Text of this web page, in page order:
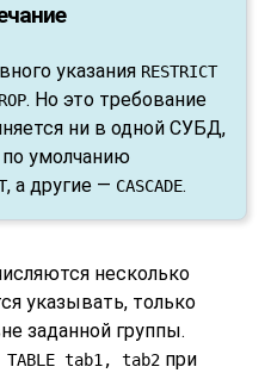
указания RESTRICT
. Но это требование
ни в одной СУБД,
умолчанию
, а другие — CASCADE.
несколько
указывать, только
заданной группы.
TABLE tab1, tab2 при